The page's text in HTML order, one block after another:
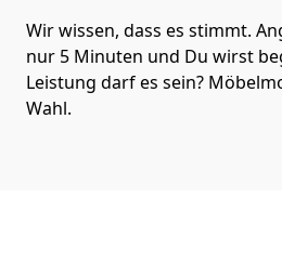
Wir wissen, dass es stimmt.
nur 5 Minuten und Du wirst
Leistung darf es sein?
Wahl.